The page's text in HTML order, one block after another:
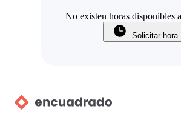
No existen horas disponibles
Solicitar hora